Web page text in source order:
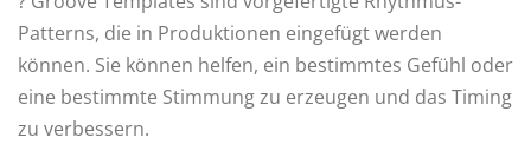
Patterns, die in Produktionen eingefügt werden
können. Sie können helfen, ein bestimmtes Gefühl oder
eine bestimmte Stimmung zu erzeugen und das Timing
zu verbessern.